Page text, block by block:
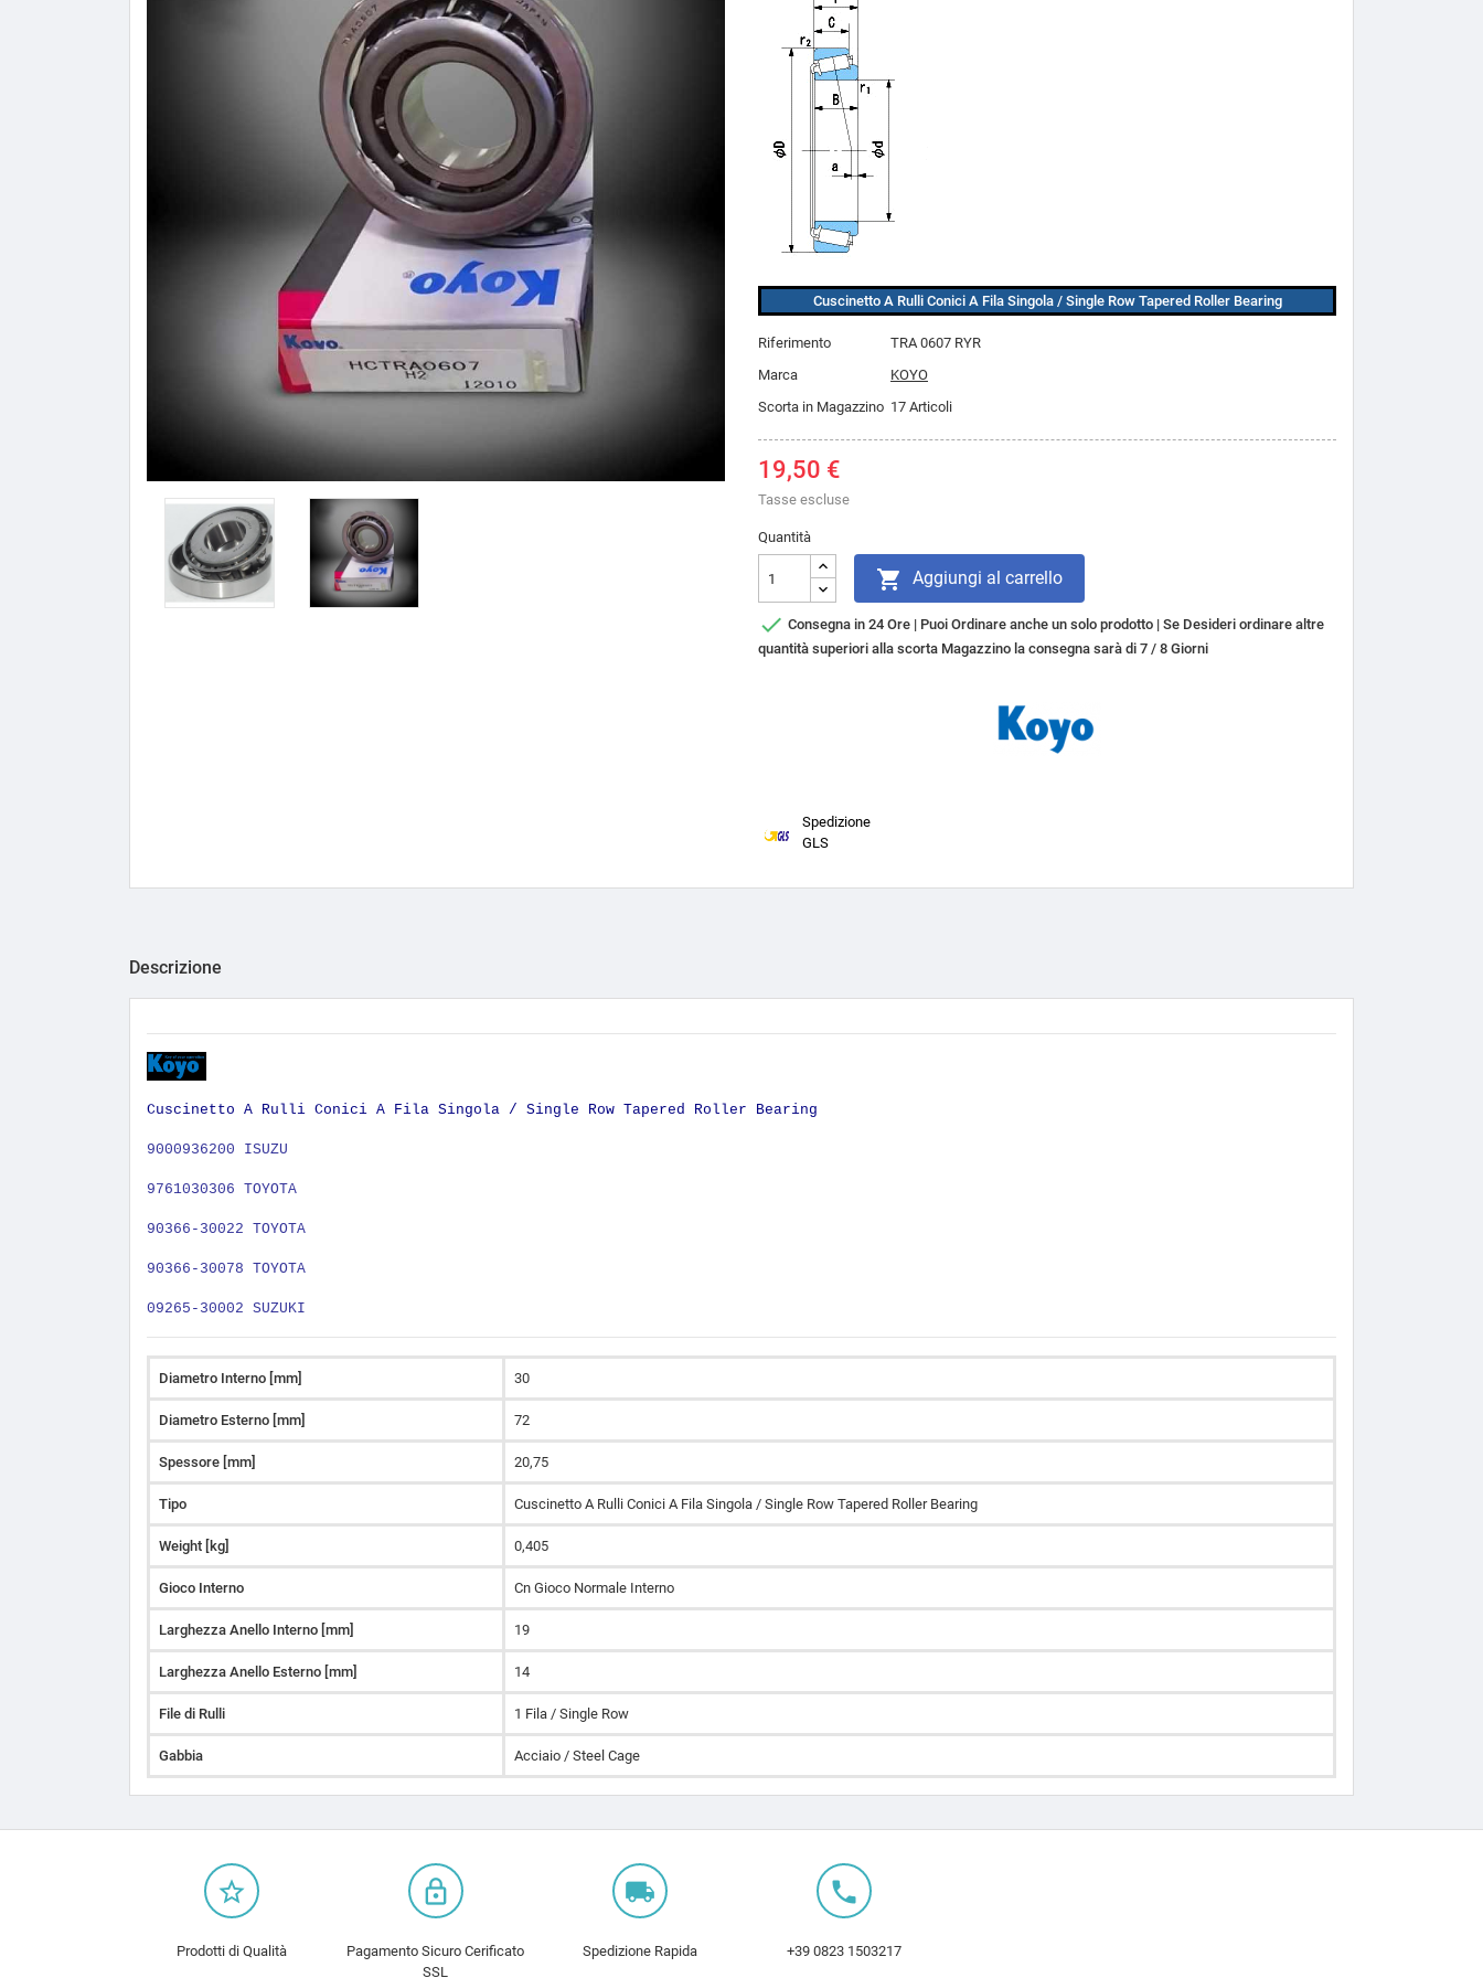
Cuscinetto A Rulli Conici A Fila Singola / Single Row Tapered Roller Bearing
Riferimento
TRA 0607 RYR
Marca
KOYO
Scorta in Magazzino 17 Articoli
19,50 €
Tasse escluse
Quantità
 Aggiungi al carrello
 Consegna in 24 Ore | Puoi Ordinare anche un solo prodotto | Se Desideri ordinare altre
quantità superiori alla scorta Magazzino la consegna sarà di 7 / 8 Giorni
Spedizione
GLS
Descrizione
Cuscinetto A Rulli Conici A Fila Singola / Single Row Tapered Roller Bearing
9­00093­620­0 ISUZU
97610­30306 TOYOTA
90366-30022 TOYOTA
90366-30078 TOYOTA
09265-30002 SUZUKI
Diametro Interno [mm] 30
Diametro Esterno [mm] 72
Spessore [mm] 20,75
Tipo Cuscinetto A Rulli Conici A Fila Singola / Single Row Tapered Roller Bearing
Weight [kg] 0,405
Gioco Interno Cn Gioco Normale Interno
Larghezza Anello Interno [mm] 19
Larghezza Anello Esterno [mm] 14
File di Rulli 1 Fila / Single Row
Gabbia Acciaio / Steel Cage
star_border
Prodotti di Qualità
lock_outline
Pagamento Sicuro Cerificato
SSL
local_shipping
Spedizione Rapida
local_phone
+39 0823 1503217